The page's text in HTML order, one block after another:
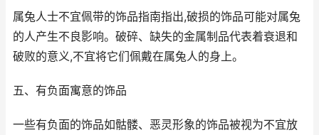
属兔人士不宜佩带的饰品指南指出,破损的饰品可能对属兔
的人产生不良影响。破碎、缺失的金属制品代表着衰退和
破败的意义,不宜将它们佩戴在属兔人的身上。
五、有负面寓意的饰品
一些有负面的饰品如骷髅、恶灵形象的饰品被视为不宜放